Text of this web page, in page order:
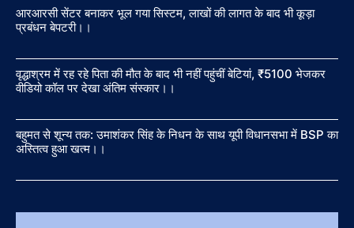
आरआरसी सेंटर बनाकर भूल गया सिस्टम, लाखों की लागत के बाद भी कूड़ा
प्रबंधन बेपटरी।।
वृद्धाश्रम में रह रहे पिता की मौत के बाद भी नहीं पहुंचीं बेटियां, ₹5100 भेजकर
वीडियो कॉल पर देखा अंतिम संस्कार।।
बहुमत से शून्य तक: उमाशंकर सिंह के निधन के साथ यूपी विधानसभा में BSP का
अस्तित्व हुआ खत्म।।